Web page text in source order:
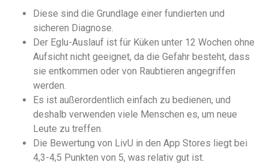
Diese sind die Grundlage einer fundierten und
sicheren Diagnose.
Der Eglu-Auslauf ist für Küken unter 12 Wochen ohne
Aufsicht nicht geeignet, da die Gefahr besteht, dass
sie entkommen oder von Raubtieren angegriffen
werden.
Es ist außerordentlich einfach zu bedienen, und
deshalb verwenden viele Menschen es, um neue
Leute zu treffen.
Die Bewertung von LivU in den App Stores liegt bei
4,3-4,5 Punkten von 5, was relativ gut ist.